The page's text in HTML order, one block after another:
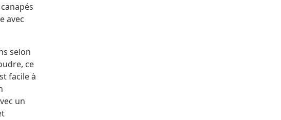
avec
selon
ce
facile à
un